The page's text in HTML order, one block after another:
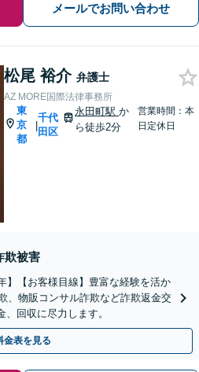
メールでお問い合わせ
松尾 裕介 弁護士
AZ MORE国際法律事務所
東
京
都
|
千代
田区
永田町駅か
ら徒歩2分
営業時間：本
日定休日
欺被害
】【お客様目線】豊富な経験を活か
、物販コンサル詐欺など詐欺返金交
回収に尽力します。
金表を見る